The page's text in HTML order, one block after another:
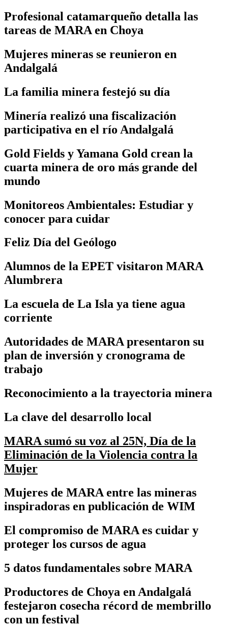
Profesional catamarqueño detalla las
tareas de MARA en Choya
Mujeres mineras se reunieron en
Andalgalá
La familia minera festejó su día
Minería realizó una fiscalización
participativa en el río Andalgalá
Gold Fields y Yamana Gold crean la
cuarta minera de oro más grande del
mundo
Monitoreos Ambientales: Estudiar y
conocer para cuidar
Feliz Día del Geólogo
Alumnos de la EPET visitaron MARA
Alumbrera
La escuela de La Isla ya tiene agua
corriente
Autoridades de MARA presentaron su
plan de inversión y cronograma de
trabajo
Reconocimiento a la trayectoria minera
La clave del desarrollo local
MARA sumó su voz al 25N, Día de la
Eliminación de la Violencia contra la
Mujer
Mujeres de MARA entre las mineras
inspiradoras en publicación de WIM
El compromiso de MARA es cuidar y
proteger los cursos de agua
5 datos fundamentales sobre MARA
Productores de Choya en Andalgalá
festejaron cosecha récord de membrillo
con un festival